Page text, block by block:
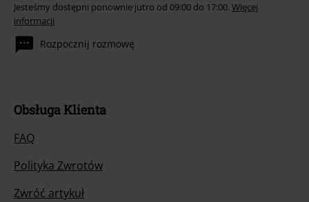
Jesteśmy dostępni ponownie jutro od 09:00 do 17:00. Więcej
informacji
Rozpocznij rozmowę
Obsługa Klienta
FAQ
Polityka Zwrotów
Zwróć artykuł